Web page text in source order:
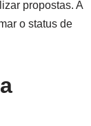
propostas. A
o status de